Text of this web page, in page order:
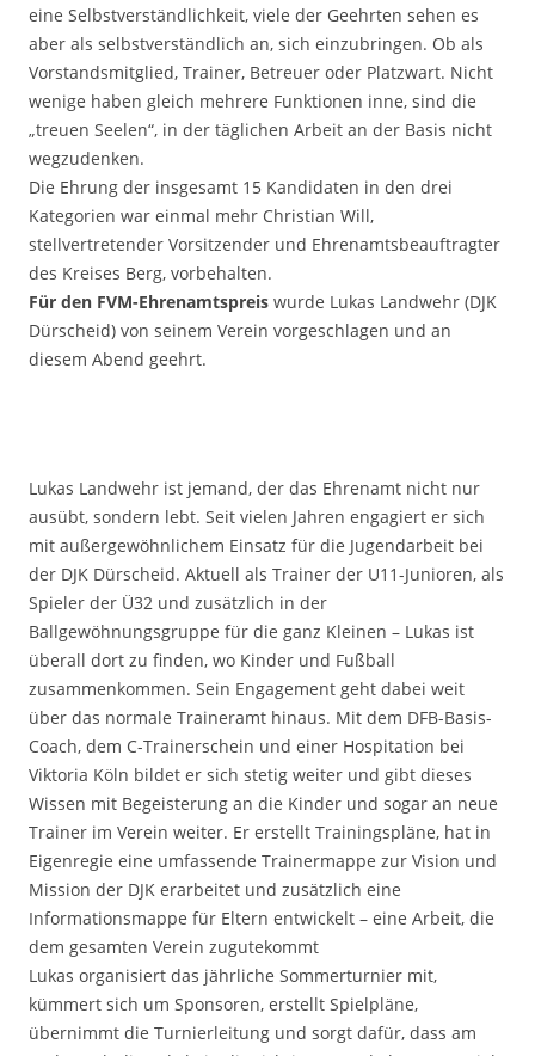
eine Selbstverständlichkeit, viele der Geehrten sehen es
aber als selbstverständlich an, sich einzubringen. Ob als
Vorstandsmitglied, Trainer, Betreuer oder Platzwart. Nicht
wenige haben gleich mehrere Funktionen inne, sind die
„treuen Seelen“, in der täglichen Arbeit an der Basis nicht
wegzudenken.
Die Ehrung der insgesamt 15 Kandidaten in den drei
Kategorien war einmal mehr Christian Will,
stellvertretender Vorsitzender und Ehrenamtsbeauftragter
des Kreises Berg, vorbehalten.
Für den FVM-Ehrenamtspreis wurde Lukas Landwehr (DJK
Dürscheid) von seinem Verein vorgeschlagen und an
diesem Abend geehrt.
Lukas Landwehr ist jemand, der das Ehrenamt nicht nur
ausübt, sondern lebt. Seit vielen Jahren engagiert er sich
mit außergewöhnlichem Einsatz für die Jugendarbeit bei
der DJK Dürscheid. Aktuell als Trainer der U11-Junioren, als
Spieler der Ü32 und zusätzlich in der
Ballgewöhnungsgruppe für die ganz Kleinen – Lukas ist
überall dort zu finden, wo Kinder und Fußball
zusammenkommen. Sein Engagement geht dabei weit
über das normale Traineramt hinaus. Mit dem DFB-Basis-
Coach, dem C-Trainerschein und einer Hospitation bei
Viktoria Köln bildet er sich stetig weiter und gibt dieses
Wissen mit Begeisterung an die Kinder und sogar an neue
Trainer im Verein weiter. Er erstellt Trainingspläne, hat in
Eigenregie eine umfassende Trainermappe zur Vision und
Mission der DJK erarbeitet und zusätzlich eine
Informationsmappe für Eltern entwickelt – eine Arbeit, die
dem gesamten Verein zugutekommt
Lukas organisiert das jährliche Sommerturnier mit,
kümmert sich um Sponsoren, erstellt Spielpläne,
übernimmt die Turnierleitung und sorgt dafür, dass am